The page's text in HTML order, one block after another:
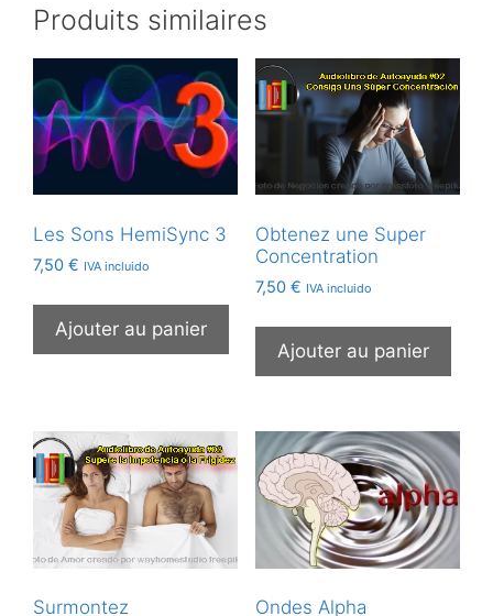
Produits similaires
Les Sons HemiSync 3
7,50 € IVA incluido
Ajouter au panier
Obtenez une Super
Concentration
7,50 € IVA incluido
Ajouter au panier
Surmontez
Ondes Alpha